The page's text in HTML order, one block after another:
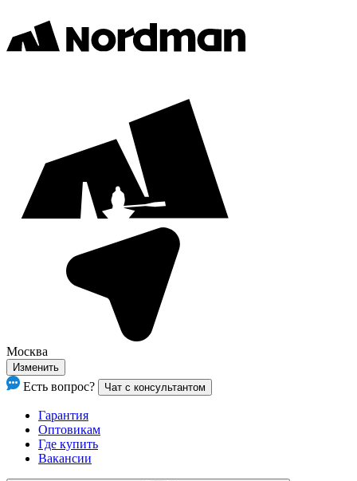
Москва
Изменить
Есть вопрос? Чат с консультантом
Гарантия
Оптовикам
Где купить
Вакансии